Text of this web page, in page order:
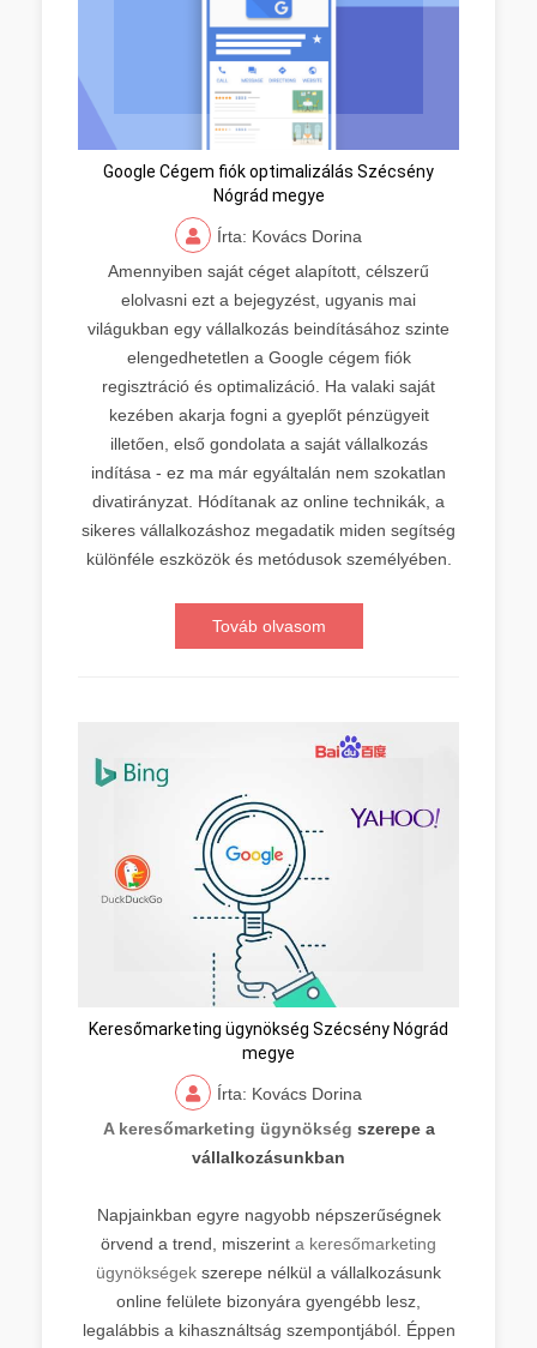
Google Cégem fiók optimalizálás Szécsény
Nógrád megye
Írta: Kovács Dorina
Amennyiben saját céget alapított, célszerű
elolvasni ezt a bejegyzést, ugyanis mai
világukban egy vállalkozás beindításához szinte
elengedhetetlen a Google cégem fiók
regisztráció és optimalizáció. Ha valaki saját
kezében akarja fogni a gyeplőt pénzügyeit
illetően, első gondolata a saját vállalkozás
indítása - ez ma már egyáltalán nem szokatlan
divatirányzat. Hódítanak az online technikák, a
sikeres vállalkozáshoz megadatik miden segítség
különféle eszközök és metódusok személyében.
Továb olvasom
Keresőmarketing ügynökség Szécsény Nógrád
megye
Írta: Kovács Dorina
A keresőmarketing ügynökség szerepe a
vállalkozásunkban
Napjainkban egyre nagyobb népszerűségnek
örvend a trend, miszerint a keresőmarketing
ügynökségek szerepe nélkül a vállalkozásunk
online felülete bizonyára gyengébb lesz,
legalábbis a kihasználtság szempontjából. Éppen